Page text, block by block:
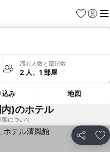
お気に入り
ログイ
メ
滞在人数と部屋数
2 人、1 部屋
込み 地図
)のホテル
について
シェア お